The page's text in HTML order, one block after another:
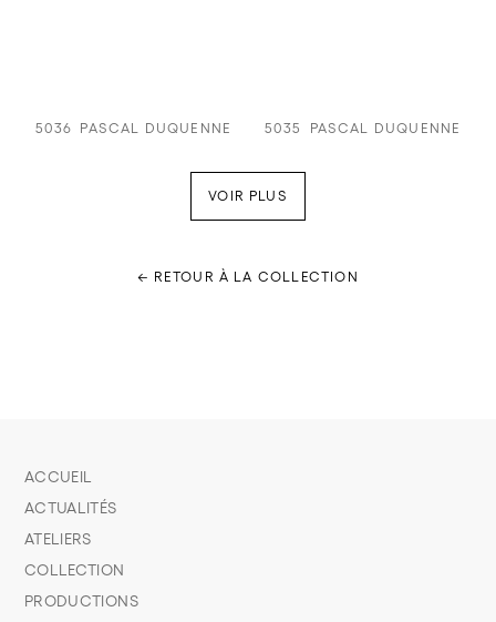
5036 PASCAL DUQUENNE 5035 PASCAL DUQUENNE
VOIR PLUS
← RETOUR À LA COLLECTION
ACCUEIL
ACTUALITÉS
ATELIERS
COLLECTION
PRODUCTIONS